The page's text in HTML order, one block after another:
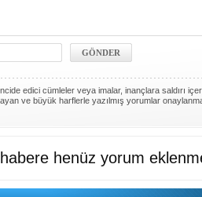
edici cümleler veya imalar, inançlara saldırı
ve büyük harflerle yazılmış yorumlar
henüz yorum